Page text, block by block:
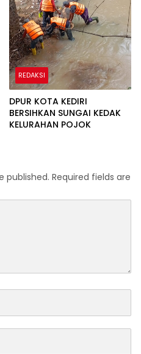
REDAKSI
DPUR KOTA KEDIRI
BERSIHKAN SUNGAI KEDAK
KELURAHAN POJOK
published. Required fields are